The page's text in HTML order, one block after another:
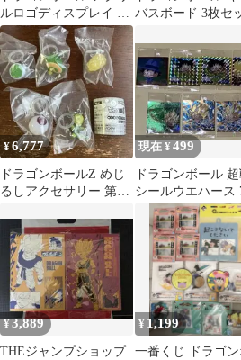
ルロゴディスプレイ 4
種セット
バスボード 3枚セ
¥6,777
ドラゴンボールZ めじ
るしアクセサリー 第一
ガチャ ガシャ
現在 ¥499
ドラゴンボール
シールウエハース
セット 未開封
¥3,889
THEジャンプショップ
¥ 1,199
一番くじ ドラゴン